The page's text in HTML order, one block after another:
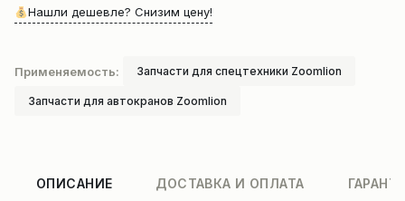
Нашли дешевле? Снизим цену!
Применяемость: Запчасти для спецтехники Zoomlion
Запчасти для автокранов Zoomlion
ОПИСАНИЕ ДОСТАВКА И ОПЛАТА